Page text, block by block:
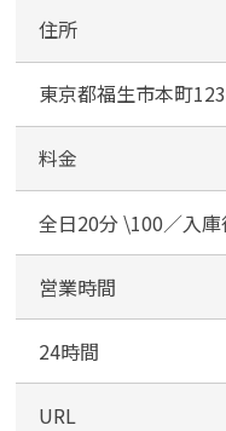
住所
東京都福生市本町123
料金
全日20分 \100／入
営業時間
24時間
URL